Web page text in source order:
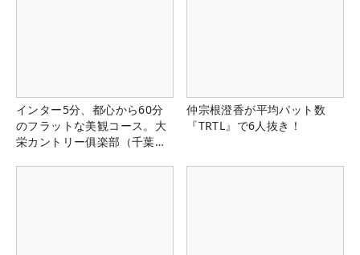
インター5分、都心から60分
のフラットな美観コース。大
栄カントリー俱楽部（千葉
仲宗根澄香が平均パット数
『TRTL』で6人抜き！